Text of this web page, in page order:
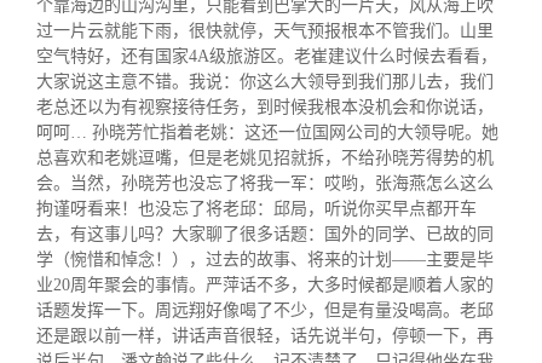
个靠海边的山沟沟里，只能看到巴掌大的一片天，风从海上吹
过一片云就能下雨，很快就停，天气预报根本不管我们。山里
空气特好，还有国家4A级旅游区。老崔建议什么时候去看看，
大家说这主意不错。我说：你这么大领导到我们那儿去，我们
老总还以为有视察接待任务，到时候我根本没机会和你说话，
呵呵 … 孙晓芳忙指着老姚：这还一位国网公司的大领导呢。她
总喜欢和老姚逗嘴，但是老姚见招就拆，不给孙晓芳得势的机
会。当然，孙晓芳也没忘了将我一军：哎哟，张海燕怎么这么
拘谨呀看来！也没忘了将老邱：邱局，听说你买早点都开车
去，有这事儿吗？大家聊了很多话题：国外的同学、已故的同
学（惋惜和悼念！），过去的故事、将来的计划――主要是毕
业20周年聚会的事情。严萍话不多，大多时候都是顺着人家的
话题发挥一下。周远翔好像喝了不少，但是有量没喝高。老邱
还是跟以前一样，讲话声音很轻，话先说半句，停顿一下，再